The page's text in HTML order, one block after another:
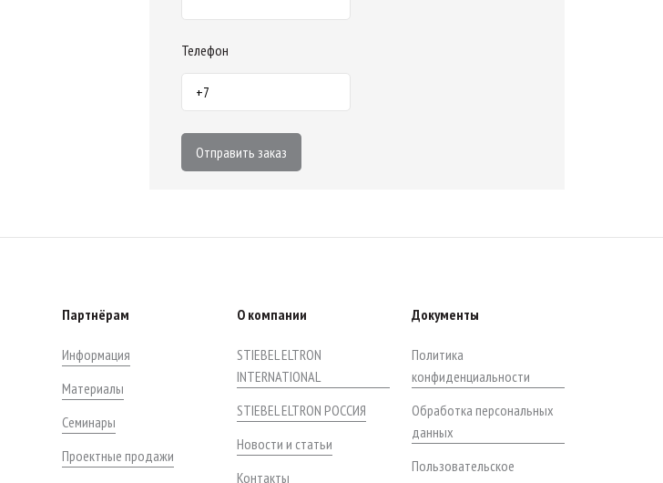
Телефон
Отправить заказ
Партнёрам
Информация
Материалы
Семинары
Проектные продажи
О компании
STIEBEL ELTRON
INTERNATIONAL
STIEBEL ELTRON РОССИЯ
Новости и статьи
Контакты
Документы
Политика
конфиденциальности
Обработка персональных
данных
Пользовательское